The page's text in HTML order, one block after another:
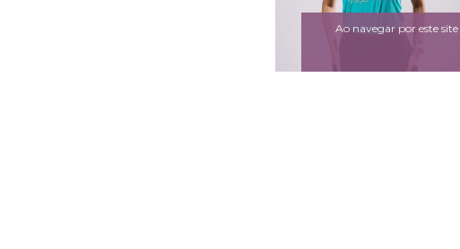
Ao navegar por este site